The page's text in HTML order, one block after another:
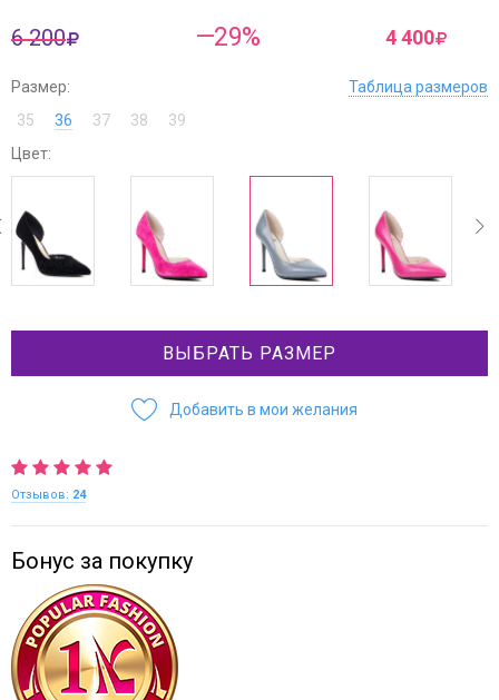
6 200 —29% 4 400
Размер:
Таблица размеров
35
36 37 38
39
Цвет:
ВЫБРАТЬ РАЗМЕР
Добавить в мои желания
Отзывов: 24
Бонус за покупку